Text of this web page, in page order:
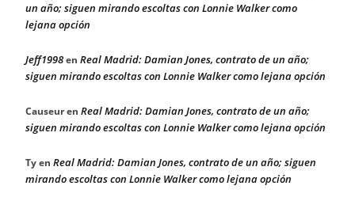
un año; siguen mirando escoltas con Lonnie Walker como
lejana opción
Jeff1998en Real Madrid: Damian Jones, contrato de un año;
siguen mirando escoltas con Lonnie Walker como lejana opción
Causeuren Real Madrid: Damian Jones, contrato de un año;
siguen mirando escoltas con Lonnie Walker como lejana opción
Tyen Real Madrid: Damian Jones, contrato de un año; siguen
mirando escoltas con Lonnie Walker como lejana opción